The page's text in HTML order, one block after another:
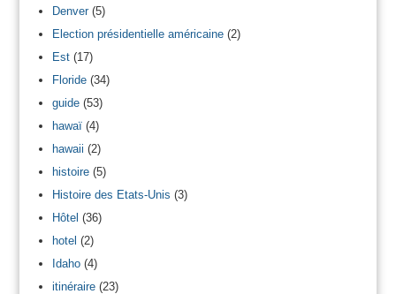
Denver(5)
Election présidentielle américaine(2)
Est(17)
Floride(34)
guide(53)
hawaï(4)
hawaii (2)
histoire(5)
Histoire des Etats-Unis (3)
Hôtel (36)
hotel (2)
Idaho(4)
itinéraire(23)